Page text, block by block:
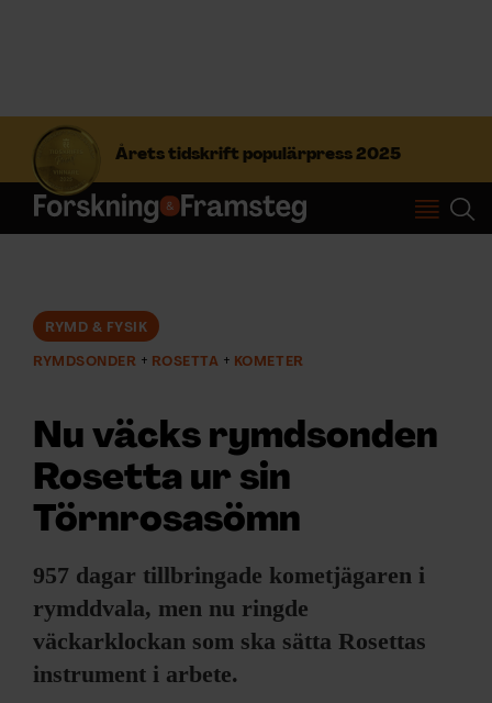
Årets tidskrift populärpress 2025
S
f
t
Prenumerera
ÄMNEN
ARKIV & E-TIDNING
EVENEMANG & RESOR
SHOP
RYMD & FYSIK
RYMDSONDER ROSETTA KOMETER
Nu väcks rymdsonden
Rosetta ur sin
Törnrosasömn
957 dagar tillbringade kometjägaren i
rymddvala, men nu ringde
väckarklockan som ska sätta Rosettas
instrument i arbete.